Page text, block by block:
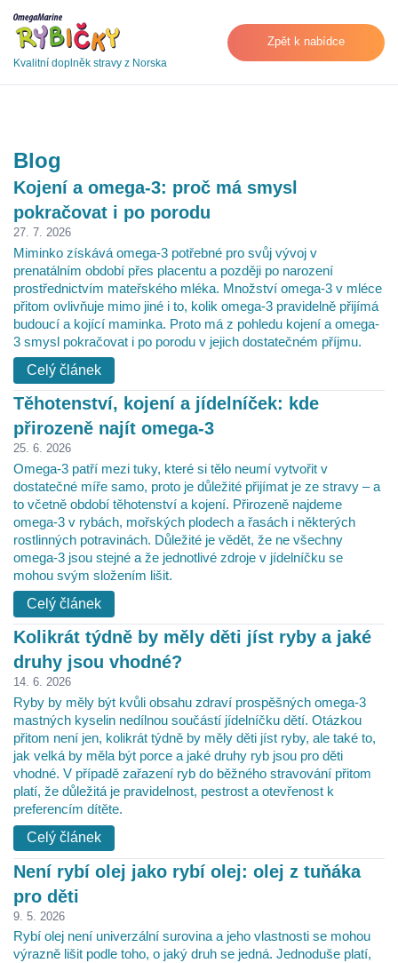
Kvalitní doplněk stravy z Norska
Zpět k nabídce
Blog
Kojení a omega-3: proč má smysl
pokračovat i po porodu
27. 7. 2026
Miminko získává omega-3 potřebné pro svůj vývoj v
prenatálním období přes placentu a později po narození
prostřednictvím mateřského mléka. Množství omega-3 v mléce
přitom ovlivňuje mimo jiné i to, kolik omega-3 pravidelně přijímá
budoucí a kojící maminka. Proto má z pohledu kojení a omega-
3 smysl pokračovat i po porodu v jejich dostatečném příjmu.
Celý článek
Těhotenství, kojení a jídelníček: kde
přirozeně najít omega-3
25. 6. 2026
Omega-3 patří mezi tuky, které si tělo neumí vytvořit v
dostatečné míře samo, proto je důležité přijímat je ze stravy – a
to včetně období těhotenství a kojení. Přirozeně najdeme
omega-3 v rybách, mořských plodech a řasách i některých
rostlinných potravinách. Důležité je vědět, že ne všechny
omega-3 jsou stejné a že jednotlivé zdroje v jídelníčku se
mohou svým složením lišit.
Celý článek
Kolikrát týdně by měly děti jíst ryby a jaké
druhy jsou vhodné?
14. 6. 2026
Ryby by měly být kvůli obsahu zdraví prospěšných omega-3
mastných kyselin nedílnou součástí jídelníčku dětí. Otázkou
přitom není jen, kolikrát týdně by měly děti jíst ryby, ale také to,
jak velká by měla být porce a jaké druhy ryb jsou pro děti
vhodné. V případě zařazení ryb do běžného stravování přitom
platí, že důležitá je pravidelnost, pestrost a otevřenost k
preferencím dítěte.
Celý článek
Není rybí olej jako rybí olej: olej z tuňáka
pro děti
9. 5. 2026
Rybí olej není univerzální surovina a jeho vlastnosti se mohou
výrazně lišit podle toho, o jaký druh se jedná. Jednoduše platí,